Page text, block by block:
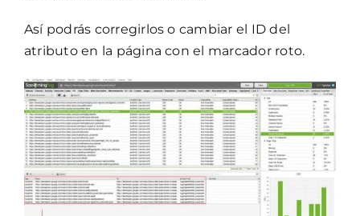
Así podrás corregirlos o cambiar el ID del
atributo en la página con el marcador roto.